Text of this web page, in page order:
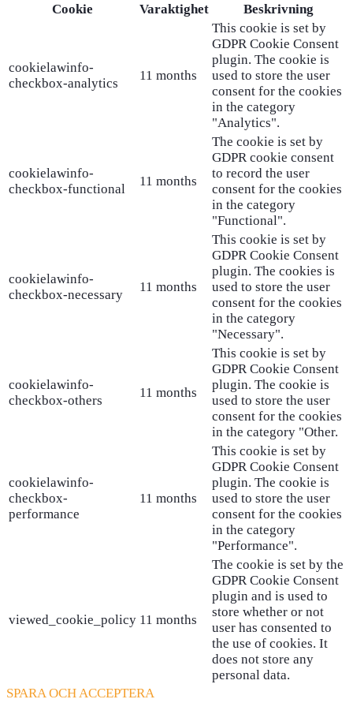
Cookie
Varaktighet Beskrivning
cookielawinfo-
checkbox-analytics
11 months
This cookie is set by
GDPR Cookie Consent
plugin. The cookie is
used to store the user
consent for the cookies
in the category
"Analytics".
cookielawinfo-
checkbox-functional
11 months
The cookie is set by
GDPR cookie consent
to record the user
consent for the cookies
in the category
"Functional".
cookielawinfo-
checkbox-necessary
11 months
This cookie is set by
GDPR Cookie Consent
plugin. The cookies is
used to store the user
consent for the cookies
in the category
"Necessary".
cookielawinfo-
checkbox-others
11 months
This cookie is set by
GDPR Cookie Consent
plugin. The cookie is
used to store the user
consent for the cookies
in the category "Other.
cookielawinfo-
checkbox-
performance
11 months
This cookie is set by
GDPR Cookie Consent
plugin. The cookie is
used to store the user
consent for the cookies
in the category
"Performance".
viewed_cookie_policy 11 months
The cookie is set by the
GDPR Cookie Consent
plugin and is used to
store whether or not
user has consented to
the use of cookies. It
does not store any
personal data.
SPARA OCH ACCEPTERA